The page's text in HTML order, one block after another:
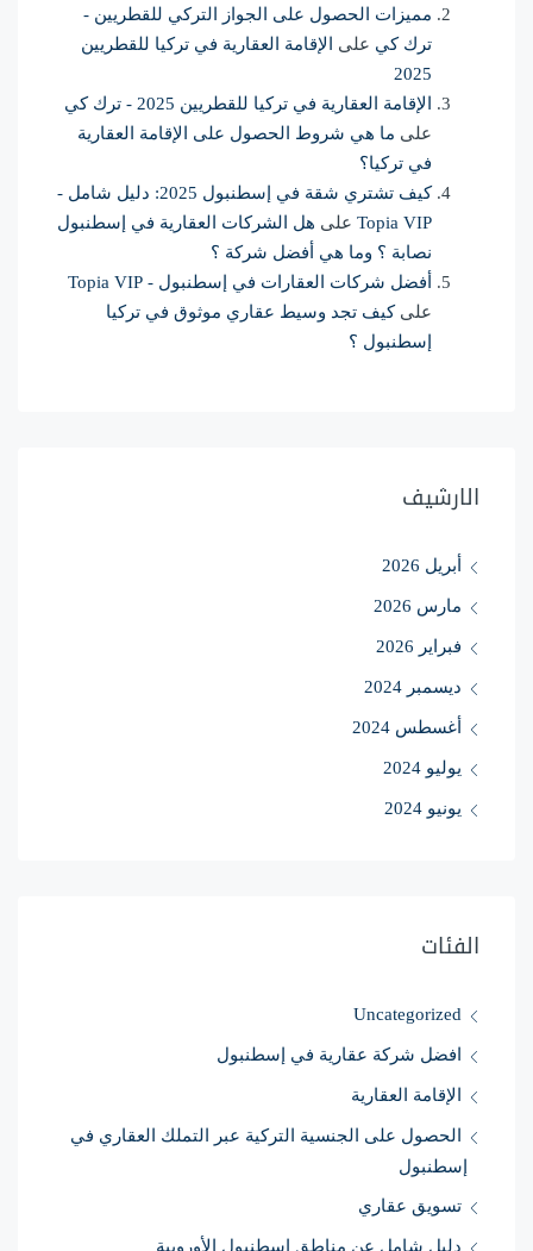
مميزات الحصول على الجواز التركي للقطريين -
ترك كي على
الإقامة العقارية في تركيا للقطريين
2025
الإقامة العقارية في تركيا للقطريين 2025 - ترك كي
على ما هي شروط الحصول على الإقامة العقارية
في تركيا؟
كيف تشتري شقة في إسطنبول 2025: دليل شامل -
Topia VIP على هل الشركات العقارية في إسطنبول
نصابة ؟ وما هي أفضل شركة ؟
أفضل شركات العقارات في إسطنبول - Topia VIP
علىكيف تجد وسيط عقاري موثوق في تركيا
إسطنبول ؟
الارشيف
أبريل 2026
مارس 2026
فبراير 2026
ديسمبر 2024
أغسطس 2024
يوليو 2024
يونيو 2024
الفئات
Uncategorized
افضل شركة عقارية في إسطنبول
الإقامة العقارية
الحصول على الجنسية التركية عبر التملك العقاري في
إسطنبول
تسويق عقاري
دليل شامل عن مناطق إسطنبول الأوروبية